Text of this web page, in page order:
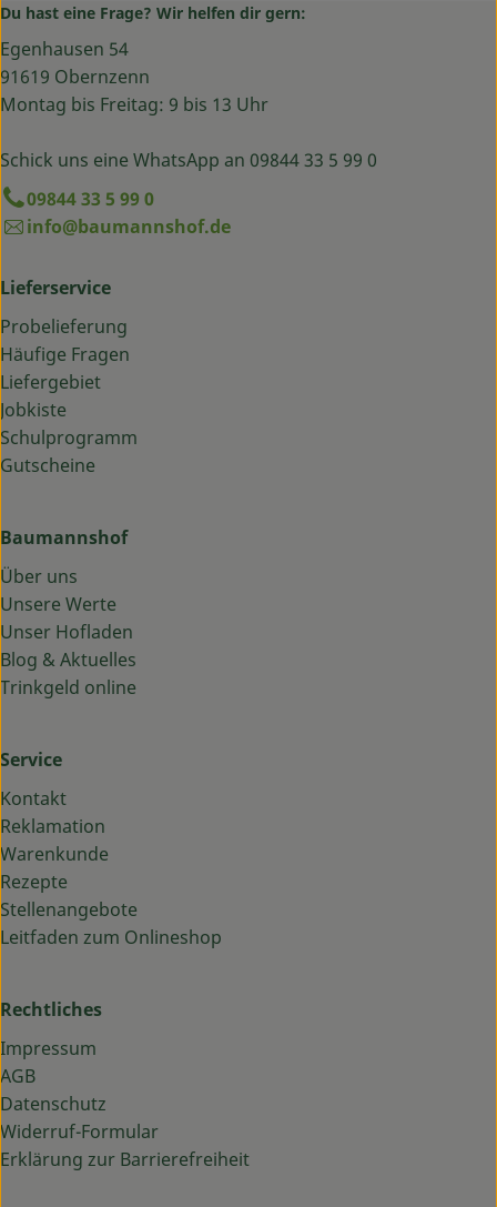
Du hast eine Frage? Wir helfen dir gern:
Egenhausen 54
91619 Obernzenn
Montag bis Freitag: 9 bis 13 Uhr
Schick uns eine WhatsApp an 09844 33 5 99 0
09844 33 5 99 0
info@baumannshof.de
Lieferservice
Probelieferung
Häufige Fragen
Liefergebiet
Jobkiste
Schulprogramm
Gutscheine
Baumannshof
Über uns
Unsere Werte
Unser Hofladen
Blog & Aktuelles
Trinkgeld online
Service
Kontakt
Reklamation
Warenkunde
Rezepte
Stellenangebote
Leitfaden zum Onlineshop
Rechtliches
Impressum
AGB
Datenschutz
Widerruf-Formular
Erklärung zur Barrierefreiheit